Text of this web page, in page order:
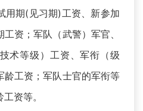
用期(见习期)工资、新参加
资；军队（武警）军官、
术等级）工资、军衔（级
龄工资；军队士官的军衔等
资等。